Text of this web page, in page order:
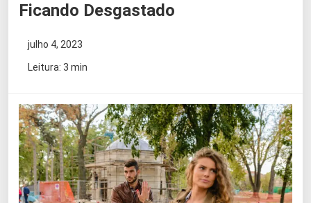
Ficando Desgastado
julho 4, 2023
Leitura: 3 min